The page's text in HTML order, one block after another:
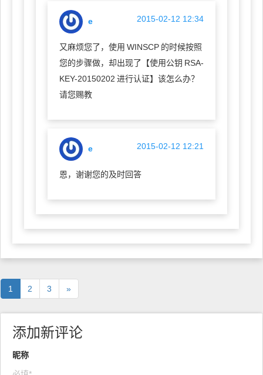
e 2015-02-12 12:34
又麻烦您了，使用 WINSCP 的时候按照
您的步骤做，却出现了【使用公钥 RSA-
KEY-20150202 进行认证】该怎么办？
请您赐教
e 2015-02-12 12:21
恩，谢谢您的及时回答
1 2 3 »
添加新评论
昵称